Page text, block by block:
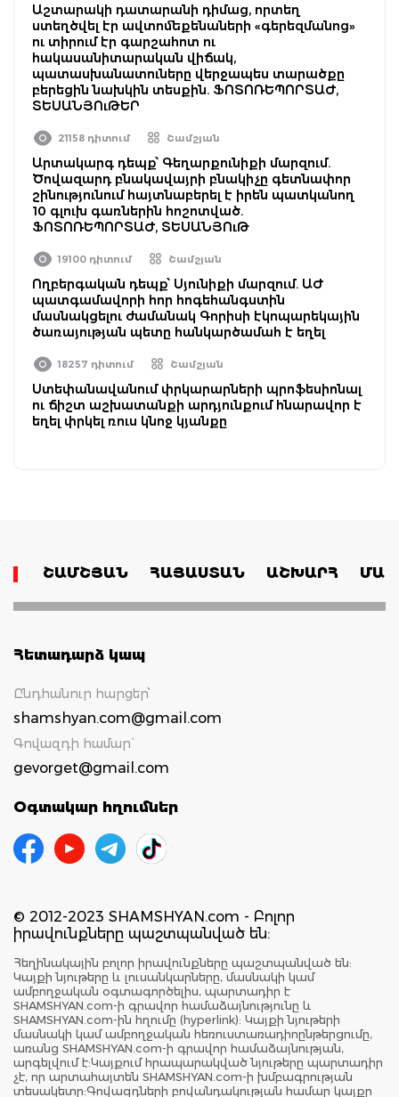
Աշտարակի դատարանի դիմաց, որտեղ
ստեղծվել էր ավտոմեքենաների «գերեզմանոց»
ու տիրում էր գարշահոտ ու
հակասանիտարական վիճակ,
պատասխանատուները վերջապես տարածքը
բերեցին նախկին տեսքին. ՖՈՏՈՌԵՊՈՐՏԱԺ,
ՏԵՍԱՆՅՈւԹԵՐ
21158 դիտում Շամշյան
Արտակարգ դեպք՝ Գեղարքունիքի մարզում.
Ծովազարդ բնակավայրի բնակիչը գետնափոր
շինությունում հայտնաբերել է իրեն պատկանող
10 գլուխ գառներին հոշոտված.
ՖՈՏՈՌԵՊՈՐՏԱԺ, ՏԵՍԱՆՅՈւԹ
19100 դիտում Շամշյան
Ողբերգական դեպք՝ Սյունիքի մարզում. ԱԺ
պատգամավորի հոր հոգեհանգստին
մասնակցելու ժամանակ Գորիսի էկոպարեկային
ծառայության պետը հանկարծամահ է եղել
18257 դիտում Շամշյան
Ստեփանավանում փրկարարների պրոֆեսիոնալ
ու ճիշտ աշխատանքի արդյունքում հնարավոր է
եղել փրկել ռուս կնոջ կյանքը
ՇԱՄՇՅԱՆ ՀԱՅԱՍՏԱՆ ԱՇԽԱՐՀ
Հետադարձ կապ
Ընդհանուր հարցեր՝
shamshyan.com@gmail.com
Գովազդի համար`
gevorget@gmail.com
Օգտակար հղումներ
© 2012-2023 SHAMSHYAN.com - Բոլոր
իրավունքները պաշտպանված են:
Հեղինակային բոլոր իրավունքները պաշտպանված են:
Կայքի նյութերը և լուսանկարները, մասնակի կամ
ամբողջական օգտագործելիս, պարտադիր է
SHAMSHYAN.com-ի գրավոր համաձայնությունը և
SHAMSHYAN.com-ին հղումը (hyperlink): Կայքի նյութերի
մասնակի կամ ամբողջական հեռուստառադիոընթերցումը,
առանց SHAMSHYAN.com-ի գրավոր համաձայնության,
արգելվում է:Կայքում հրապարակված նյութերը պարտադիր
չէ, որ արտահայտեն SHAMSHYAN.com-ի խմբագրության
տեսակետը:Գովազդների բովանդակության համար կայքը